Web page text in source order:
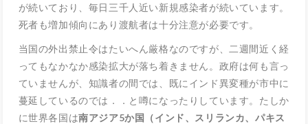
が続いており、毎日三千人近い新規感染者が続いています。
死者も増加傾向にあり渡航者は十分注意が必要です。
当国の外出禁止令はたいへん厳格なのですが、二週間近く経
ってもなかなか感染拡大が落ち着きません。政府は何も言っ
ていませんが、知識者の間では、既にインド異変種が市中に
蔓延しているのでは．．と噂になったりしています。たしか
に世界各国は南アジア5か国（インド、スリランカ、パキス